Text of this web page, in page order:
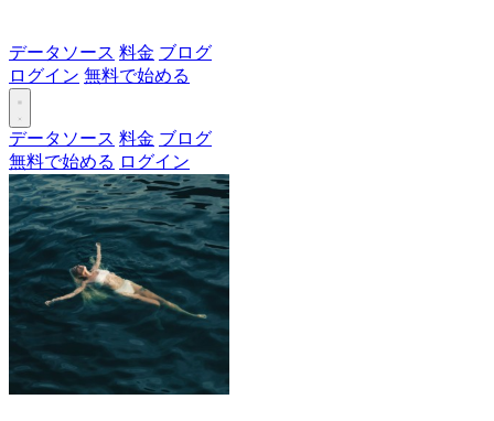
データソース 料金 ブログ
ログイン 無料で始める
データソース 料金 ブログ
無料で始める ログイン